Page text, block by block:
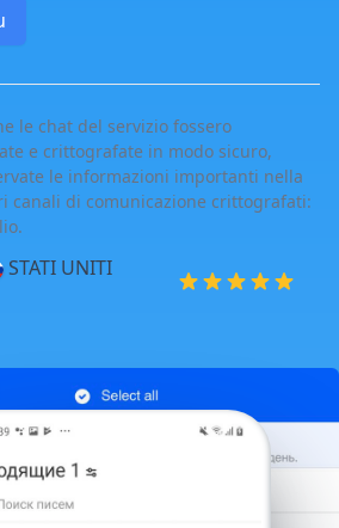
le chat del servizio fossero
e crittografate in modo sicuro,
le informazioni importanti nella
canali di comunicazione crittografati:
STATI UNITI